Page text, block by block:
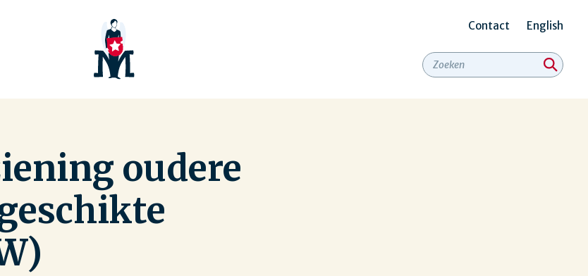
Secundair
menu
Contact English
oudere